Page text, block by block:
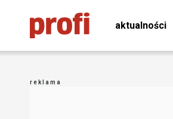
aktualności